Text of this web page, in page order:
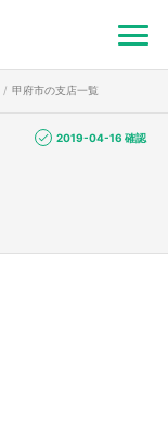
甲府市の支店一覧
2019-04-16 確認